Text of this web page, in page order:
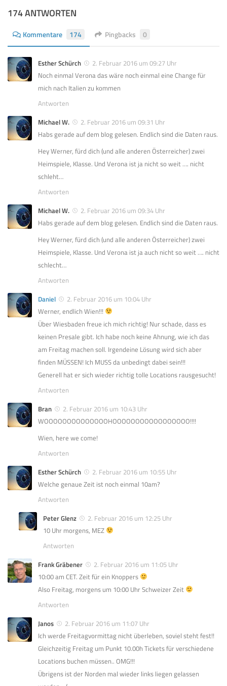
174 ANTWORTEN
Kommentare 174 Pingbacks 0
Esther Schürch
2. Februar 2016 um 09:27 Uhr
Noch einmal Verona das wäre noch einmal eine Change für
mich nach Italien zu kommen
Antworten
Michael W.
2. Februar 2016 um 09:31 Uhr
Habs gerade auf dem blog gelesen. Endlich sind die Daten raus.
Hey Werner, fürd dich (und alle anderen Österreicher) zwei
Heimspiele, Klasse. Und Verona ist ja nicht so weit …. nicht
schleht…
Antworten
Michael W.
2. Februar 2016 um 09:34 Uhr
Habs gerade auf dem blog gelesen. Endlich sind die Daten raus.
Hey Werner, fürd dich (und alle anderen Österreicher) zwei
Heimspiele, Klasse. Und Verona ist ja auch nicht so weit …. nicht
schlecht…
Antworten
Daniel
2. Februar 2016 um 10:04 Uhr
Werner, endlich Wien!!!
Über Wiesbaden freue ich mich richtig! Nur schade, dass es
keinen Presale gibt. Ich habe noch keine Ahnung, wie ich das
am Freitag machen soll. Irgendeine Lösung wird sich aber
finden MÜSSEN! Ich MUSS da unbedingt dabei sein!!!
Generell hat er sich wieder richtig tolle Locations rausgesucht!
Antworten
Bran
2. Februar 2016 um 10:43 Uhr
WOOOOOOOOOOOOOOHOOOOOOOOOOOOOOOOO!!!!
Wien, here we come!
Antworten
Esther Schürch
2. Februar 2016 um 10:55 Uhr
Welche genaue Zeit ist noch einmal 10am?
Antworten
Peter Glenz
2. Februar 2016 um 12:25 Uhr
10 Uhr morgens, MEZ
Antworten
Frank Gräbener
2. Februar 2016 um 11:05 Uhr
10:00 am CET. Zeit für ein Knoppers
Also Freitag, morgens um 10:00 Uhr Schweizer Zeit
Antworten
Janos
2. Februar 2016 um 11:07 Uhr
Ich werde Freitagvormittag nicht überleben, soviel steht fest!!
Gleichzeitig Freitag um Punkt 10.00h Tickets für verschiedene
Locations buchen müssen.. OMG!!!
Übrigens ist der Norden mal wieder links liegen gelassen